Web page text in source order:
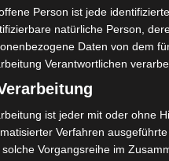
in Hannover-Vinnhorst schnell
2026: 25.000 Fans feiern in
Weingenuss: Barbara-Susann
Jacques’ Wein-Depot Isernhagen
Person ist jede
natürliche Person,
Daten von dem
Verantwortlichen
ist jeder mit oder ohne
Verfahren
solche Vorgangsreihe im